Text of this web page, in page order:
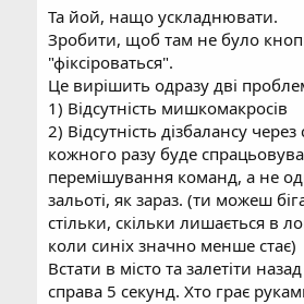
Та йой, нащо ускладнювати.
Зробити, щоб там не було
"фіксіроваться".
Це вирішить одразу дві
1) Відсутність мишкомакросів
2) Відсутність дізбалансу
кожного разу буде
перемішування команд, а не
зальоті, як зараз. (ти можеш
стільки, скільки лишається в
коли синіх значно менше стає)
Встати в місто та залетіти
справа 5 секунд. Хто грає